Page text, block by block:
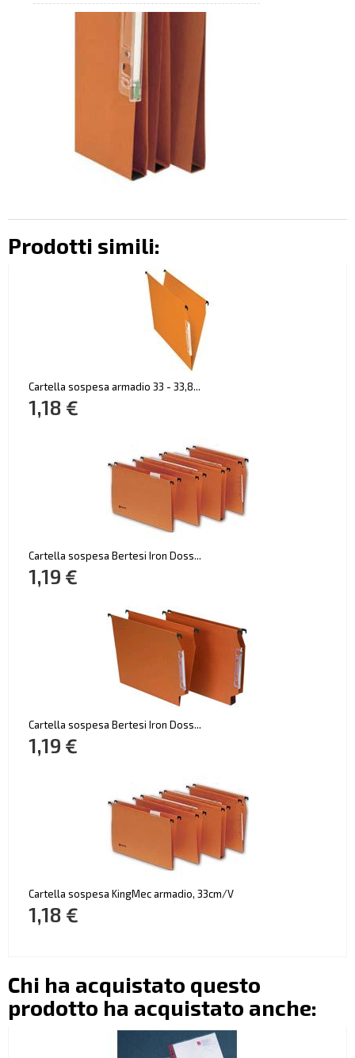
Prodotti simili:
Cartella sospesa armadio 33 - 33,8...
1,18 €
Cartella sospesa Bertesi Iron Doss...
1,19 €
Cartella sospesa Bertesi Iron Doss...
1,19 €
Cartella sospesa KingMec armadio, 33cm/V
1,18 €
Chi ha acquistato questo
prodotto ha acquistato anche: